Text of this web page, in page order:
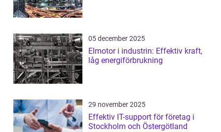
05 december 2025
Elmotor i industrin: Effektiv kraft,
låg energiförbrukning
29 november 2025
Effektiv IT-support för företag i
Stockholm och Östergötland